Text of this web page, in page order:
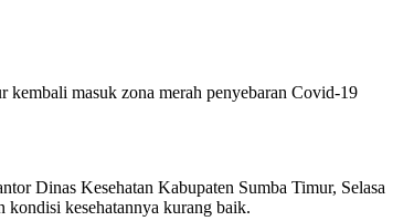
masuk zona merah penyebaran Covid-19
Dinas Kesehatan Kabupaten Sumba Timur, Selasa
kesehatannya kurang baik.